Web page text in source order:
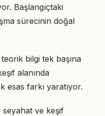
Başlangıçtaki
sürecinin doğal
bilgi tek başına
alanında
esas farkı yaratıyor.
ve keşif